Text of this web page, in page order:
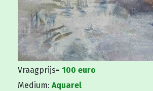
Vraagprijs= 100 euro
Medium: Aquarel